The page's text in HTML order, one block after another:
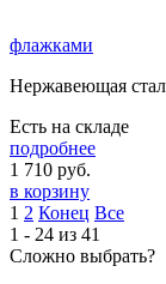
флажками
Нержавеющая
Есть на складе
подробнее
1 710 руб.
в корзину
1 2 Конец Все
1 - 24 из 41
Сложно выбрать?